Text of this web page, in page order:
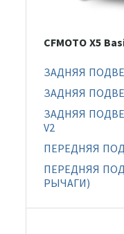
CFMOTO X5
ЗАДНЯЯ
ЗАДНЯЯ
ЗАДНЯЯ
V2
ПЕРЕДНЯЯ
ПЕРЕДНЯЯ
РЫЧАГИ)